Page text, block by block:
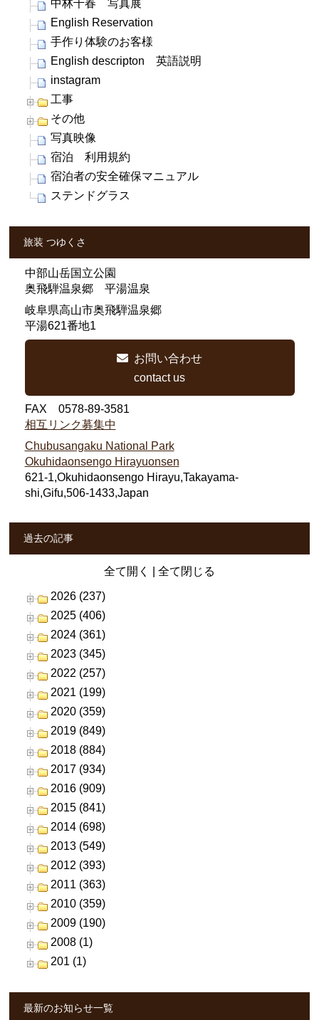
中林千春 写真展
English Reservation
手作り体験のお客様
English descripton 英語説明
instagram
工事
その他
写真映像
宿泊 利用規約
宿泊者の安全確保マニュアル
ステンドグラス
旅装 つゆくさ
中部山岳国立公園
奥飛騨温泉郷 平湯温泉
岐阜県高山市奥飛騨温泉郷
平湯621番地1
お問い合わせ
contact us
FAX 0578-89-3581
相互リンク募集中
Chubusangaku National Park
Okuhidaonsengo Hirayuonsen
621-1,Okuhidaonsengo Hirayu,Takayama-
shi,Gifu,506-1433,Japan
過去の記事
全て開く 全て閉じる
2026 (237)
2025 (406)
2024 (361)
2023 (345)
2022 (257)
2021 (199)
2020 (359)
2019 (849)
2018 (884)
2017 (934)
2016 (909)
2015 (841)
2014 (698)
2013 (549)
2012 (393)
2011 (363)
2010 (359)
2009 (190)
2008 (1)
201 (1)
最新のお知らせ一覧